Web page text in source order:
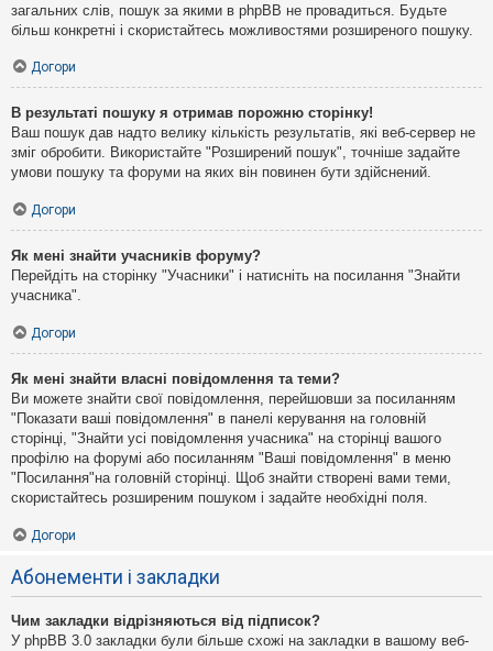
загальних слів, пошук за якими в phpBB не провадиться. Будьте
більш конкретні і скористайтесь можливостями розширеного пошуку.
Догори
В результаті пошуку я отримав порожню сторінку!
Ваш пошук дав надто велику кількість результатів, які веб-сервер не
зміг обробити. Використайте "Розширений пошук", точніше задайте
умови пошуку та форуми на яких він повинен бути здійснений.
Догори
Як мені знайти учасників форуму?
Перейдіть на сторінку "Учасники" і натисніть на посилання "Знайти
учасника".
Догори
Як мені знайти власні повідомлення та теми?
Ви можете знайти свої повідомлення, перейшовши за посиланням
"Показати ваші повідомлення" в панелі керування на головній
сторінці, "Знайти усі повідомлення учасника" на сторінці вашого
профілю на форумі або посиланням "Ваші повідомлення" в меню
"Посилання"на головній сторінці. Щоб знайти створені вами теми,
скористайтесь розширеним пошуком і задайте необхідні поля.
Догори
Абонементи і закладки
Чим закладки відрізняються від підписок?
У phpBB 3.0 закладки були більше схожі на закладки в вашому веб-